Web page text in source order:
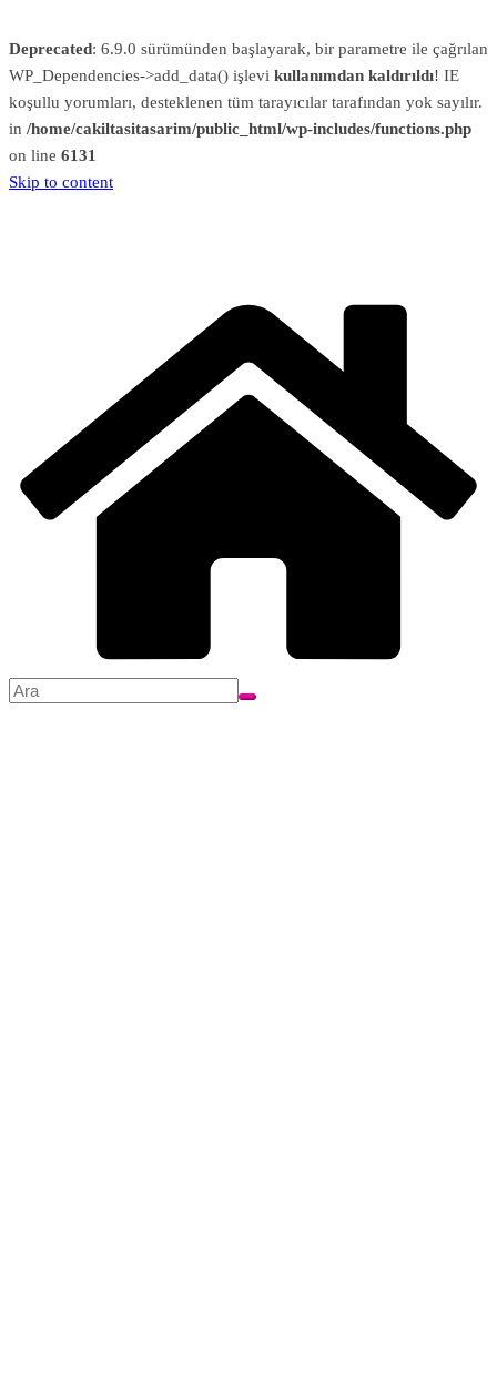
Deprecated: 6.9.0 sürümünden başlayarak, bir parametre ile çağrılan
WP_Dependencies->add_data() işlevi kullanımdan kaldırıldı! IE
koşullu yorumları, desteklenen tüm tarayıcılar tarafından yok sayılır.
in /home/cakiltasitasarim/public_html/wp-includes/functions.php
on line 6131
Skip to content